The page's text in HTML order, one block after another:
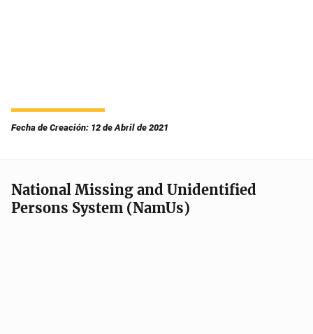
Fecha de Creación: 12 de Abril de 2021
National Missing and Unidentified
Persons System (NamUs)